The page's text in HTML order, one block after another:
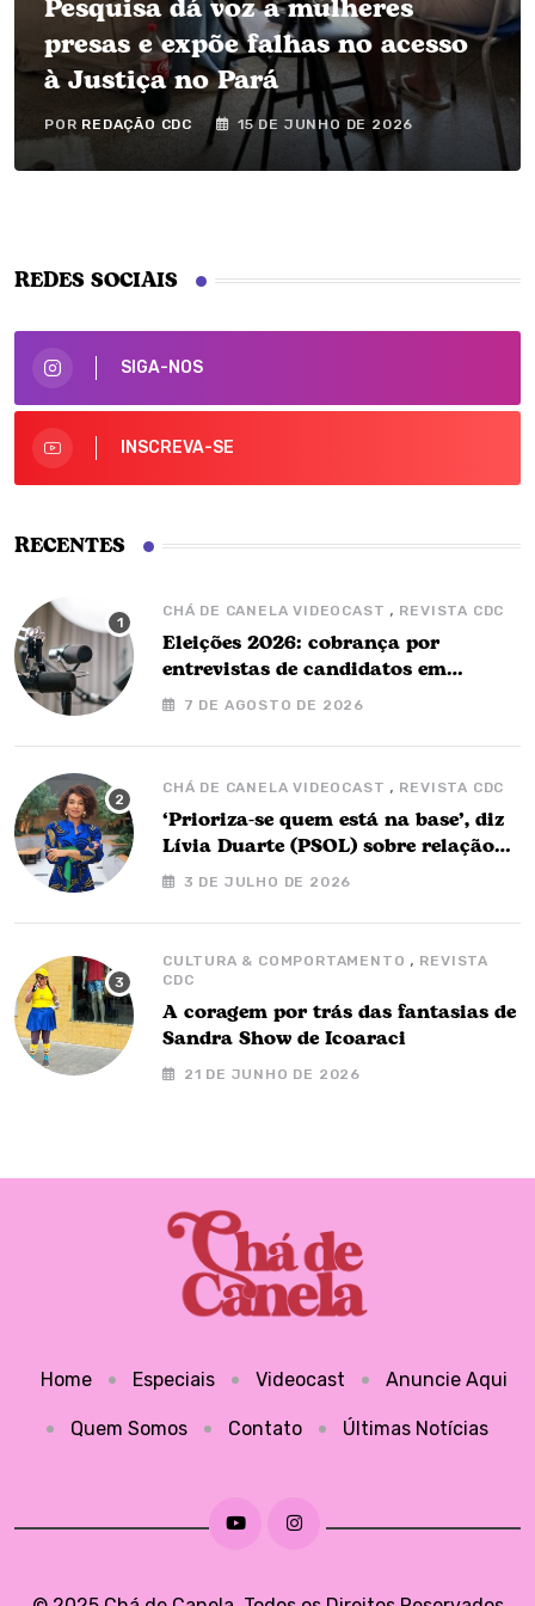
Pesquisa dá voz a mulheres
presas e expõe falhas no acesso
à Justiça no Pará
POR REDAÇÃO CDC 15 DE JUNHO DE 2026
REDES SOCIAIS
SIGA-NOS
INSCREVA-SE
RECENTES
CHÁ DE CANELA VIDEOCAST , REVISTA CDC
Eleições 2026: cobrança por
entrevistas de candidatos em
podcasts é proibida, alertam
7 DE AGOSTO DE 2026
CHÁ DE CANELA VIDEOCAST , REVISTA CDC
‘Prioriza-se quem está na base’, diz
Lívia Duarte (PSOL) sobre relação
com o governo Barbalho
3 DE JULHO DE 2026
CULTURA & COMPORTAMENTO , REVISTA
CDC
A coragem por trás das fantasias de
Sandra Show de Icoaraci
21 DE JUNHO DE 2026
Home Especiais Videocast Anuncie Aqui
Quem Somos Contato Últimas Notícias